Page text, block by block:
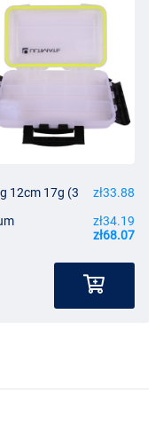
12cm 17g (3
zł33.88
zł34.19
zł68.07